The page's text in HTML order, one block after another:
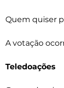
Quem quiser
A votação
Teledoações